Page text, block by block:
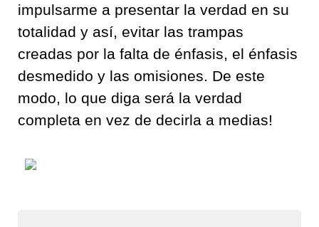
impulsarme a presentar la verdad en su
totalidad y así, evitar las trampas
creadas por la falta de énfasis el énfasis
desmedido y las omisiones
De este
modo, lo que diga será la verdad
completa en vez de decirla a medias!